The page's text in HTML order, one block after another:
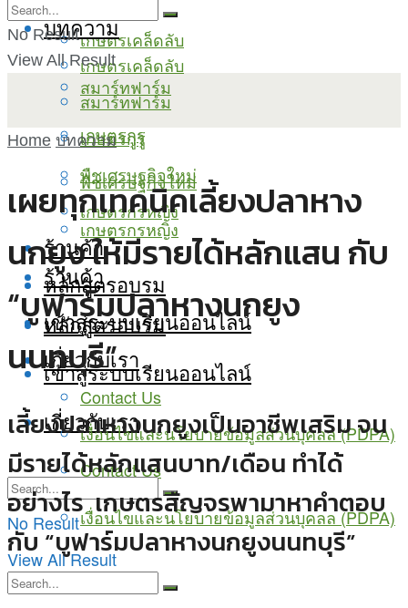
เกษตรเคล็ดลับ
สมาร์ทฟาร์ม
เกษตรกูรู
พืชเศรษฐกิจใหม่
เกษตรกรหญิง
ร้านค้า
หลักสูตรอบรม
เข้าสู่ระบบเรียนออนไลน์
เกี่ยวกับเรา
Contact Us
เงื่อนไขและนโยบายข้อมูลส่วนบุคลล (PDPA)
บทความ
เกษตรเคล็ดลับ
สมาร์ทฟาร์ม
เกษตรกูรู
พืชเศรษฐกิจใหม่
เกษตรกรหญิง
ร้านค้า
หลักสูตรอบรม
เข้าสู่ระบบเรียนออนไลน์
เกี่ยวกับเรา
Contact Us
เงื่อนไขและนโยบายข้อมูลส่วนบุคลล (PDPA)
No Result
View All Result
No Result
View All Result
Home บทความ
เผยทุกเทคนิคเลี้ยงปลาหาง
นกยูง ให้มีรายได้หลักแสน กับ
“บูฟาร์มปลาหางนกยูง
นนทบุรี”
เลี้ยงปลาหางนกยูงเป็นอาชีพเสริม จน
มีรายได้หลักแสนบาท/เดือน ทำได้
อย่างไร เกษตรสัญจรพามาหาคำตอบ
กับ “บูฟาร์มปลาหางนกยูงนนทบุรี”